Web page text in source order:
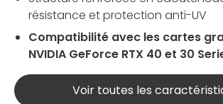
résistance et protection anti-UV
Compatibilité avec les cartes
NVIDIA GeForce RTX 40 et 30
Voir toutes les